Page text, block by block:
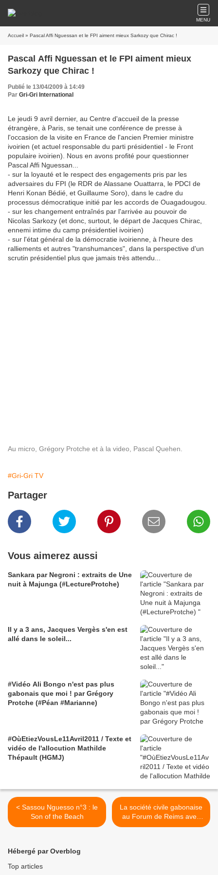
MENU
Accueil » Pascal Affi Nguessan et le FPI aiment mieux Sarkozy que Chirac !
Pascal Affi Nguessan et le FPI aiment mieux
Sarkozy que Chirac !
Publié le 13/04/2009 à 14:49
Par Gri-Gri International
Le jeudi 9 avril dernier, au Centre d'accueil de la presse
étrangère, à Paris, se tenait une conférence de presse à
l'occasion de la visite en France de l'ancien Premier ministre
ivoirien (et actuel responsable du parti présidentiel - le Front
populaire ivoirien). Nous en avons profité pour questionner
Pascal Affi Nguessan...
- sur la loyauté et le respect des engagements pris par les
adversaires du FPI (le RDR de Alassane Ouattarra, le PDCI de
Henri Konan Bédié, et Guillaume Soro), dans le cadre du
processus démocratique initié par les accords de Ouagadougou.
- sur les changement entraînés par l'arrivée au pouvoir de
Nicolas Sarkozy (et donc, surtout, le départ de Jacques Chirac,
ennemi intime du camp présidentiel ivoirien)
- sur l'état général de la démocratie ivoirienne, à l'heure des
ralliements et autres "transhumances", dans la perspective d'un
scrutin présidentiel plus que jamais très attendu...
Au micro, Grégory Protche et à la video, Pascal Quehen.
#Gri-Gri TV
Partager
Vous aimerez aussi
Sankara par Negroni : extraits de Une
nuit à Majunga (#LectureProtche)
Il y a 3 ans, Jacques Vergès s'en est
allé dans le soleil...
#Vidéo Ali Bongo n'est pas plus
gabonais que moi ! par Grégory
Protche (#Péan #Marianne)
#OùEtiezVousLe11Avril2011 / Texte et
vidéo de l'allocution Mathilde
Thépault (HGMJ)
< Sassou Nguesso n°3 : le
Son of the Beach
La société civile gabonaise
au Forum de Reims avec
Bruno Ben-Moubamba >
Hébergé par Overblog
Top articles